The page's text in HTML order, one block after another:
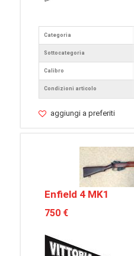
Categoria
Sottocategoria
Calibro
Condizioni articolo
aggiungi a preferiti
Enfield 4 MK1
750 €